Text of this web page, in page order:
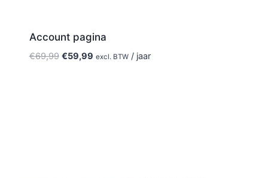
Account pagina
€69,99 Oorspronkelijke
€59,99Huidige
excl. BTW/ jaar